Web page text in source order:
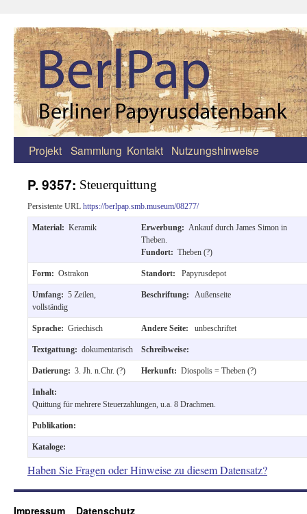
Zum
springen
Projekt Sammlung Kontakt Nutzungshinweise
P. 9357: Steuerquittung
Persistente URL https://berlpap.smb.museum/08277/
Material: Keramik Erwerbung: Ankauf durch James Simon in
Theben.
Fundort: Theben (?)
Form: Ostrakon Standort: Papyrusdepot
Umfang: 5 Zeilen,
vollständig
Beschriftung: Außenseite
Sprache: Griechisch Andere Seite: unbeschriftet
Textgattung: dokumentarisch Schreibweise:
Datierung: 3. Jh. n.Chr. (?) Herkunft: Diospolis = Theben (?)
Inhalt:
Quittung für mehrere Steuerzahlungen, u.a. 8 Drachmen.
Publikation:
Kataloge:
Haben Sie Fragen oder Hinweise zu diesem Datensatz?
Impressum Datenschutz